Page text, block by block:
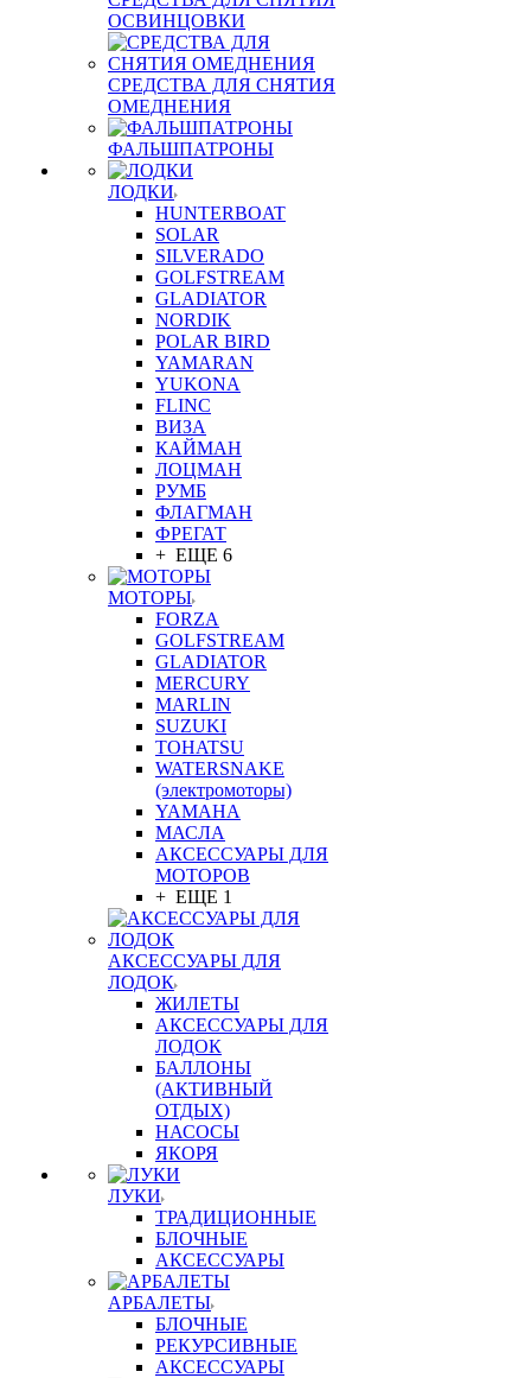
ОСВИНЦОВКИ
СРЕДСТВА ДЛЯ СНЯТИЯ
ОМЕДНЕНИЯ
ФАЛЬШПАТРОНЫ
ЛОДКИ
HUNTERBOAT
SOLAR
SILVERADO
GOLFSTREAM
GLADIATOR
NORDIK
POLAR BIRD
YAMARAN
YUKONA
FLINC
ВИЗА
КАЙМАН
ЛОЦМАН
РУМБ
ФЛАГМАН
ФРЕГАТ
+ ЕЩЕ 6
МОТОРЫ
FORZA
GOLFSTREAM
GLADIATOR
MERCURY
MARLIN
SUZUKI
TOHATSU
WATERSNAKE
(электромоторы)
YAMAHA
МАСЛА
АКСЕССУАРЫ ДЛЯ
МОТОРОВ
+ ЕЩЕ 1
АКСЕССУАРЫ ДЛЯ
ЛОДОК
ЖИЛЕТЫ
АКСЕССУАРЫ ДЛЯ
ЛОДОК
БАЛЛОНЫ
(АКТИВНЫЙ
ОТДЫХ)
НАСОСЫ
ЯКОРЯ
ЛУКИ
ТРАДИЦИОННЫЕ
БЛОЧНЫЕ
АКСЕССУАРЫ
АРБАЛЕТЫ
БЛОЧНЫЕ
РЕКУРСИВНЫЕ
АКСЕССУАРЫ